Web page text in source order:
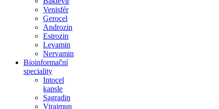
Venisfér
Gerocel
Androzin
Estrozin
Levamin
Nervamin
Bioinformační
speciality
Intocel
kapsle
Sagradin
Viraimun